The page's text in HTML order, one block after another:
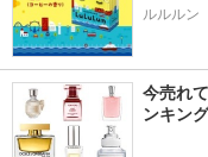
ルルルン
今売れ
ンキン